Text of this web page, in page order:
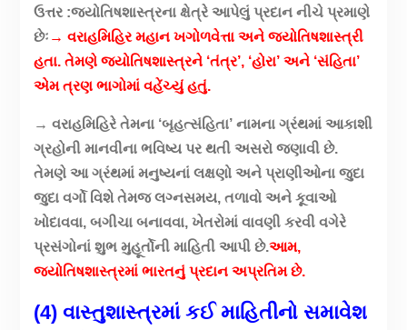
ઉત્તર :જ્યોતિષશાસ્ત્રના ક્ષેત્રે આપેલું પ્રદાન નીચે પ્રમાણે
છેઃ → વરાહમિહિર મહાન ખગોળવેત્તા અને જ્યોતિષશાસ્ત્રી
હતા. તેમણે જ્યોતિષશાસ્ત્રને ‘તંત્ર’, ‘હોરા’ અને ‘સંહિતા’
એમ ત્રણ ભાગોમાં વહેંચ્યું હતું.
→ વરાહમિહિરે તેમના ‘બૃહત્સંહિતા’ નામના ગ્રંથમાં આકાશી
ગ્રહોની માનવીના ભવિષ્ય પર થતી અસરો જણાવી છે.
તેમણે આ ગ્રંથમાં મનુષ્યનાં લક્ષણો અને પ્રાણીઓના જુદા
જુદા વર્ગો વિશે તેમજ લગ્નસમય, તળાવો અને કૂવાઓ
ખોદાવવા, બગીચા બનાવવા, ખેતરોમાં વાવણી કરવી વગેરે
પ્રસંગોનાં શુભ મુહૂર્તોની માહિતી આપી છે.આમ,
જ્યોતિષશાસ્ત્રમાં ભારતનું પ્રદાન અપ્રતિમ છે.
(4) વાસ્તુશાસ્ત્રમાં કઈ માહિતીનો સમાવેશ